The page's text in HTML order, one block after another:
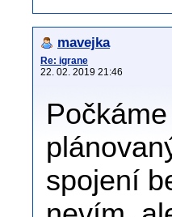
mavejka
Re: igrane
22. 02. 2019 21:46
spojení